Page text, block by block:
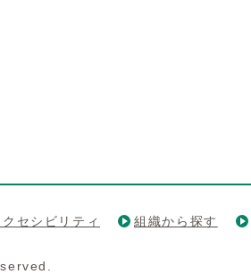
セシビリティ 組織から探す